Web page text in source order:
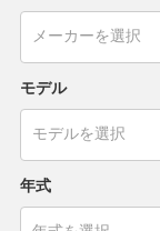
モデル
年式